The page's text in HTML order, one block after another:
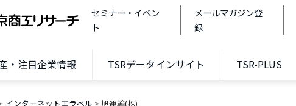
セミナー・イベン
ト
メールマガジン登
録
・注目企業情報 TSRデータインサイト TSR-PLUS
インターネットエラベル 旭運輸(株)